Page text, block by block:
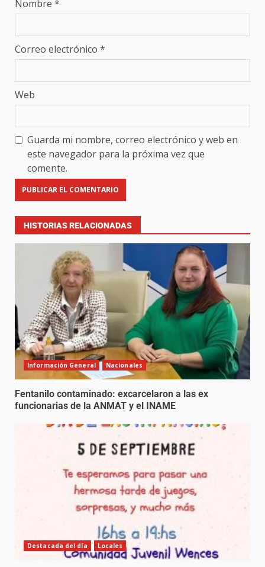
Nombre *
Correo electrónico *
Web
Guarda mi nombre, correo electrónico y web en
este navegador para la próxima vez que
comente.
HISTORIAS RELACIONADAS
Información General Nacionales
Fentanilo contaminado: excarcelaron a las ex
funcionarias de la ANMAT y el INAME
Destacada del día Locales